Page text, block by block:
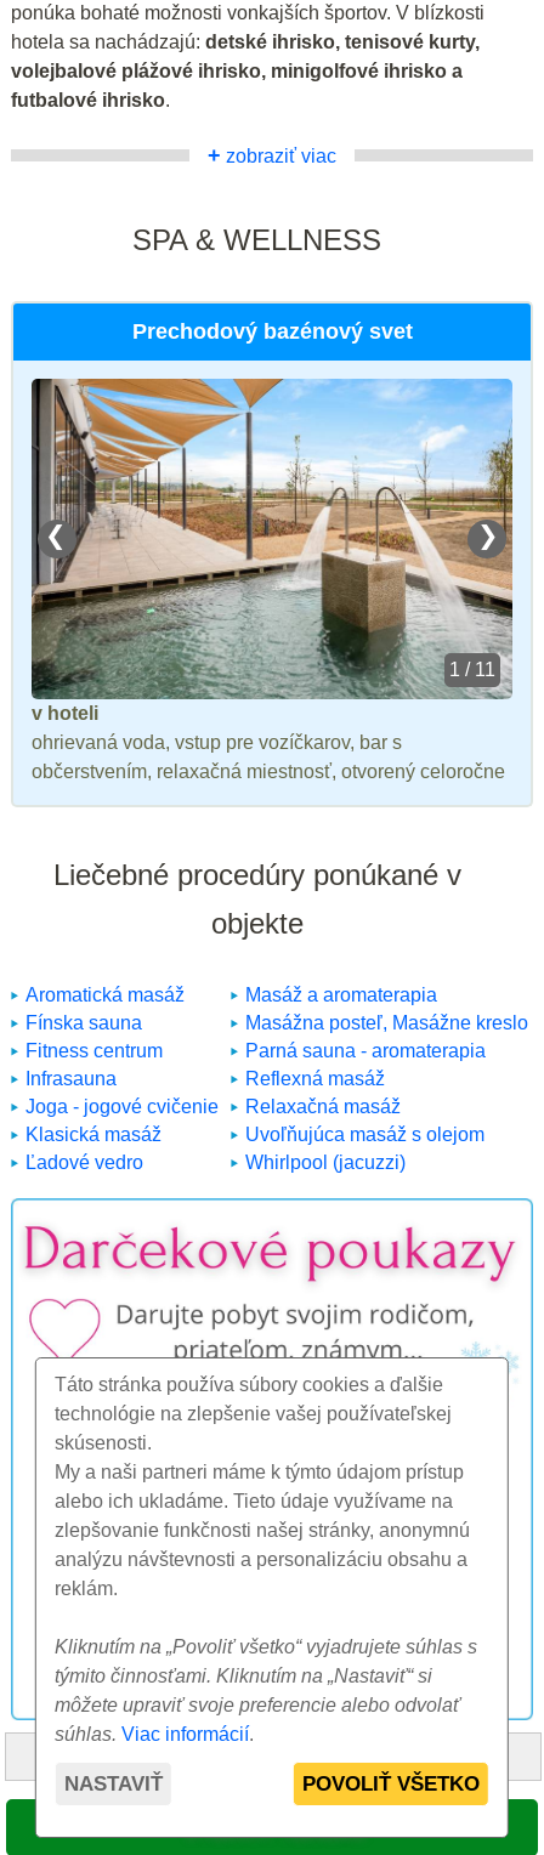
Táto stránka používa súbory cookies a ďalšie
technológie na zlepšenie vašej používateľskej
skúsenosti.
My a naši partneri máme k týmto údajom prístup
alebo ich ukladáme. Tieto údaje využívame na
zlepšovanie funkčnosti našej stránky, anonymnú
analýzu návštevnosti a personalizáciu obsahu a
reklám.
Kliknutím na „Povoliť všetko“ vyjadrujete súhlas s
týmito činnosťami. Kliknutím na „Nastaviť“ si
môžete upraviť svoje preferencie alebo odvolať
súhlas. Viac informácií.
NASTAVIŤ POVOLIŤ VŠETKO
ponúka bohaté možnosti vonkajších športov. V blízkosti
hotela sa nachádzajú: detské ihrisko, tenisové kurty,
volejbalové plážové ihrisko, minigolfové ihrisko a
futbalové ihrisko.
+ zobraziť viac
SPA & WELLNESS
Prechodový bazénový svet
❮ ❯
1 / 11
v hoteli
ohrievaná voda, vstup pre vozíčkarov, bar s
občerstvením, relaxačná miestnosť, otvorený celoročne
Liečebné procedúry ponúkané v
objekte
Aromatická masáž
Fínska sauna
Fitness centrum
Infrasauna
Joga - jogové cvičenie
Klasická masáž
Ľadové vedro
Masáž a aromaterapia
Masážna posteľ, Masážne kreslo
Parná sauna - aromaterapia
Reflexná masáž
Relaxačná masáž
Uvoľňujúca masáž s olejom
Whirlpool (jacuzzi)
© 2000-2026 CK SUNFLOWERS agency, s.r.o.
Tieto internetové stránky používajú súbory cookie. Viac informáciítu.